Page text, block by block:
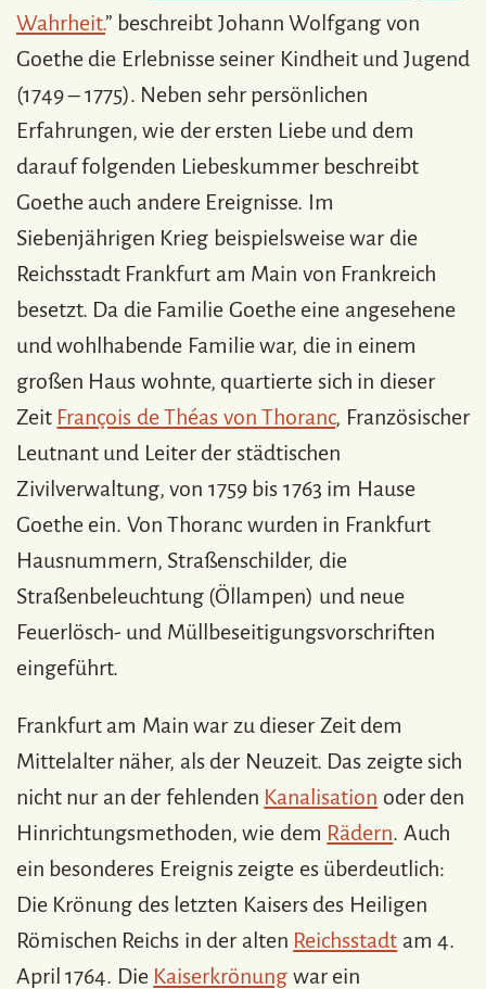
Wahrheit.” beschreibt Johann Wolfgang von
Goethe die Erlebnisse seiner Kindheit und Jugend
(1749 – 1775). Neben sehr persönlichen
Erfahrungen, wie der ersten Liebe und dem
darauf folgenden Liebeskummer beschreibt
Goethe auch andere Ereignisse. Im
Siebenjährigen Krieg beispielsweise war die
Reichsstadt Frankfurt am Main von Frankreich
besetzt. Da die Familie Goethe eine angesehene
und wohlhabende Familie war, die in einem
großen Haus wohnte, quartierte sich in dieser
Zeit François de Théas von Thoranc, Französischer
Leutnant und Leiter der städtischen
Zivilverwaltung, von 1759 bis 1763 im Hause
Goethe ein. Von Thoranc wurden in Frankfurt
Hausnummern, Straßenschilder, die
Straßenbeleuchtung (Öllampen) und neue
Feuerlösch- und Müllbeseitigungsvorschriften
eingeführt.
Frankfurt am Main war zu dieser Zeit dem
Mittelalter näher, als der Neuzeit. Das zeigte sich
nicht nur an der fehlenden Kanalisation oder den
Hinrichtungsmethoden, wie dem Rädern. Auch
ein besonderes Ereignis zeigte es überdeutlich:
Die Krönung des letzten Kaisers des Heiligen
Römischen Reichs in der alten Reichsstadt am 4.
April 1764. Die Kaiserkrönung war ein